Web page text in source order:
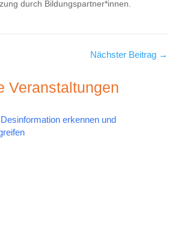
durch Bildungspartner*innen.
Nächster Beitrag →
Veranstaltungen
erkennen und